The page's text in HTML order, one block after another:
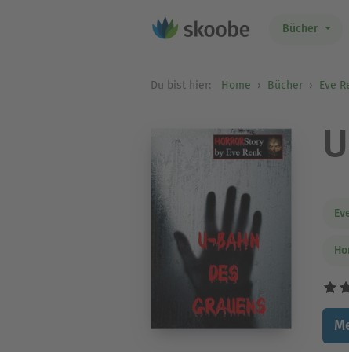
Bücher
Du bist hier: Home Bücher Eve